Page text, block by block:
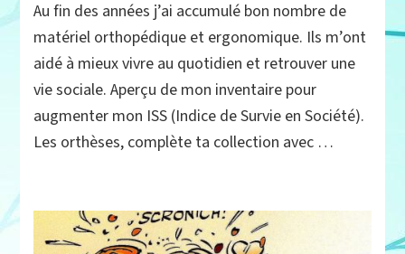
orthopédiques
et
ergonomiques :
la
panoplie
patient
chronique
Au fin des années j’ai accumulé bon nombre de
matériel orthopédique et ergonomique. Ils m’ont
aidé à mieux vivre au quotidien et retrouver une
vie sociale. Aperçu de mon inventaire pour
augmenter mon ISS (Indice de Survie en Société).
Les orthèses, complète ta collection avec …